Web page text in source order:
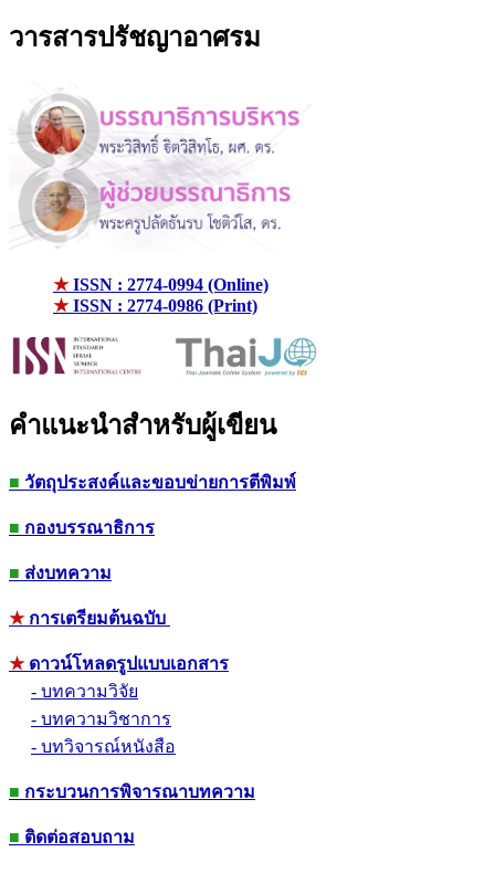
วารสารปรัชญาอาศรม
★ISSN : 2774-0994 (Online)
★ISSN : 2774-0986 (Print)
คำแนะนำสำหรับผู้เขียน
■ วัตถุประสงค์และขอบข่ายการตีพิมพ์
■ กองบรรณาธิการ
■ ส่งบทความ
★การเตรียมต้นฉบับ
★ดาวน์โหลดรูปแบบเอกสาร
- บทความวิจัย
- บทความวิชาการ
- บทวิจารณ์หนังสือ
■ กระบวนการพิจารณาบทความ
■ ติดต่อสอบถาม